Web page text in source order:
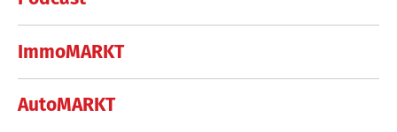
ImmoMARKT
AutoMARKT